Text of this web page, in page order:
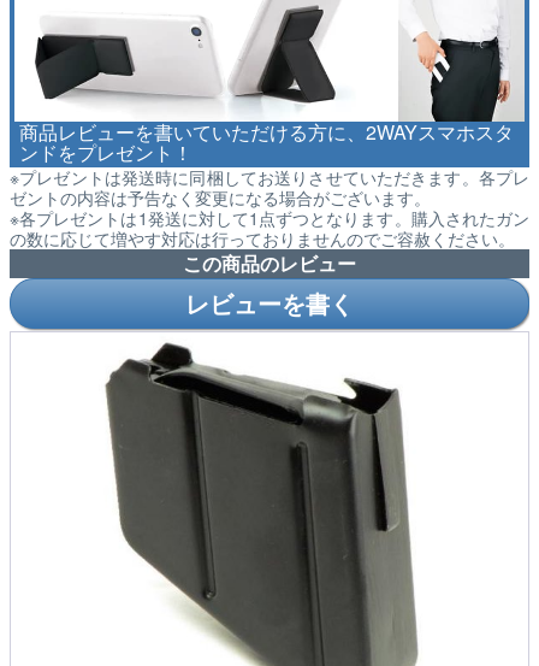
商品レビューを書いていただける方に、2WAYスマホスタ
ンドをプレゼント！
※プレゼントは発送時に同梱してお送りさせていただきます。各プレ
ゼントの内容は予告なく変更になる場合がございます。
※各プレゼントは1発送に対して1点ずつとなります。購入されたガン
の数に応じて増やす対応は行っておりませんのでご容赦ください。
この商品のレビュー
レビューを書く